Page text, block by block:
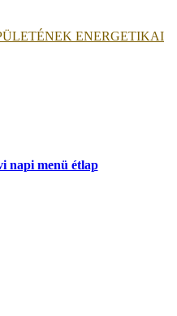
ENERGETIKAI
napi menü étlap